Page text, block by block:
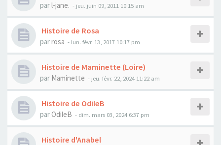
parl-jane. - jeu. juin 09, 2011 10:15 am
Histoire de Rosa
parrosa - lun. févr. 13, 2017 10:17 pm
Histoire de Maminette (Loire)
par Maminette - jeu. févr. 22, 2024 11:22 am
Histoire de OdileB
parOdileB - dim. mars 03, 2024 6:37 pm
Histoire d'Anabel